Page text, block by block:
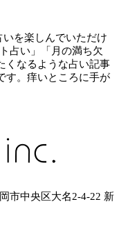
いを楽しんでいただけ
占い」「月の満ち欠
くなるような占い記事
す。痒いところに手が
市中央区大名2-4-22 新